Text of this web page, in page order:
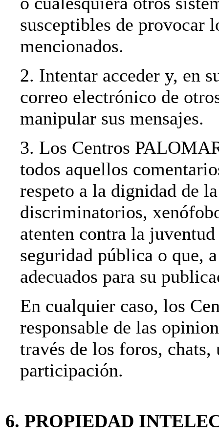
susceptibles de provocar
mencionados.
2. Intentar acceder y, en
correo electrónico de
manipular sus mensajes.
3. Los Centros
todos aquellos
respeto a la dignidad de
discriminatorios,
atenten contra la
seguridad pública o que,
adecuados para su
En cualquier caso, los
responsable de las
través de los foros, chats,
participación.
6. PROPIEDAD